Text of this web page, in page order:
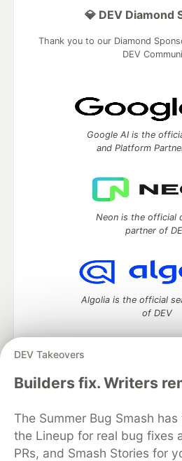
DEV Takeovers
Builders fix. Writers
The Summer Bug Smash
the Lineup for real bug fixes
PRs, and Smash Stories for
💎 DEV Diamond
Thank you to our Diamond
DEV
Google AI is the
and Platform
Neon is the official
partner of
Algolia is the official
of DEV
DEV Community— A space to
DEV Education Tracks
DEV
Organization Accounts
DEV
Free Postgres Database